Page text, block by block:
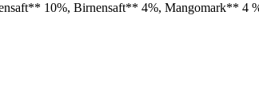
10%, Birnensaft** 4%, Mangomark** 4